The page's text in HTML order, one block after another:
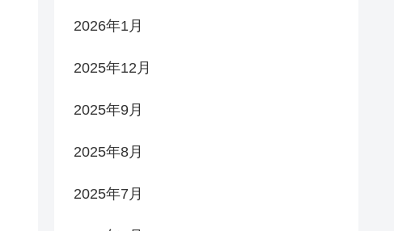
2026年1月
2025年12月
2025年9月
2025年8月
2025年7月